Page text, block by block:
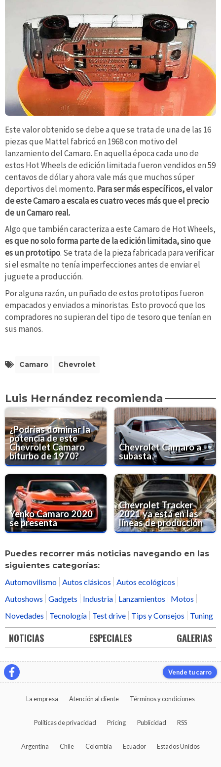
Este valor obtenido se debe a que se trata de una de las 16
piezas que Mattel fabricó en 1968 con motivo del
lanzamiento del Camaro. En aquella época cada uno de
estos Hot Wheels de edición limitada fueron vendidos en 59
centavos de dólar y ahora vale más que muchos súper
deportivos del momento. Para ser más específicos, el valor
de este Camaro a escala es cuatro veces más que el precio
de un Camaro real.
Algo que también caracteriza a este Camaro de Hot Wheels,
es que no solo forma parte de la edición limitada, sino que
es un prototipo. Se trata de la pieza fabricada para verificar
si el esmalte no tenía imperfecciones antes de enviar el
juguete a producción.
Por alguna razón, un puñado de estos prototipos fueron
empacados y enviados a minoristas. Esto provocó que los
compradores no supieran del tipo de tesoro que tenían en
sus manos.
Camaro Chevrolet
Luis Hernández recomienda
¿Podrías dominar la
potencia de este
Chevrolet Camaro
biturbo de 1970?
Chevrolet Camaro a
subasta
Yenko Camaro 2020
se presenta
Chevrolet Tracker
2021 ya está en las
líneas de producción
Puedes recorrer más noticias navegando en las
siguientes categorías:
Automovilismo Autos clásicos
Autos ecológicos
Autoshows
Gadgets Industria Lanzamientos
Motos
Novedades
Tecnología Test drive Tips y Consejos Tuning
NOTICIAS ESPECIALES GALERIAS
Vende tu carro
La empresa Atención al cliente Términos y condiciones
Políticas de privacidad Pricing Publicidad RSS
Argentina Chile Colombia Ecuador Estados Unidos